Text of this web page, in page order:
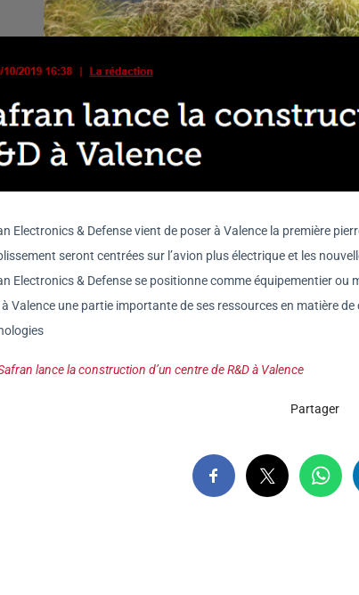
Electronics & Defense vient de poser à Valence la première
seront centrées sur l’avion plus électrique et les
Electronics & Defense se positionne comme équipementier
Valence une partie importante de ses ressources en matière
lance la construction d’un centre de R&D à Valence
Partager